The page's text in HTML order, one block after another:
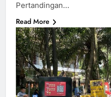
Pertandingan…
Read More